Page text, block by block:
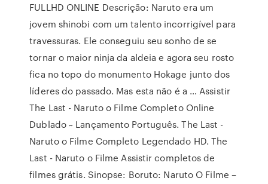
FULLHD ONLINE Descrição: Naruto era um
jovem shinobi com um talento incorrigível para
travessuras. Ele conseguiu seu sonho de se
tornar o maior ninja da aldeia e agora seu rosto
fica no topo do monumento Hokage junto dos
líderes do passado. Mas esta não é a … Assistir
The Last - Naruto o Filme Completo Online
Dublado ~ Lançamento Português. The Last -
Naruto o Filme Completo Legendado HD. The
Last - Naruto o Filme Assistir completos de
filmes grátis. Sinopse: Boruto: Naruto O Filme –